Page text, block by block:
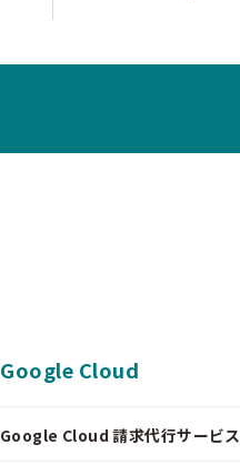
Google Cloud
Google Cloud 請求代行サービス